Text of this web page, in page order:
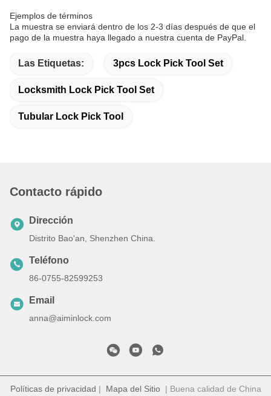
Ejemplos de términos
La muestra se enviará dentro de los 2-3 días después de que el
pago de la muestra haya llegado a nuestra cuenta de PayPal.
Las Etiquetas: 3pcs Lock Pick Tool Set
Locksmith Lock Pick Tool Set
Tubular Lock Pick Tool
Contacto rápido
Dirección
Distrito Bao'an, Shenzhen China.
Teléfono
86-0755-82599253
Email
anna@aiminlock.com
Políticas de privacidad | Mapa del Sitio| Buena calidad de China